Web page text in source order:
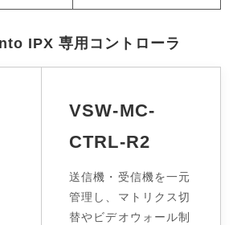
IPX 専用コントローラ
VSW-MC-
CTRL-R2
送信機・受信機を一元
管理し、マトリクス切
替やビデオウォール制